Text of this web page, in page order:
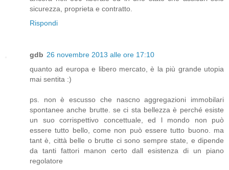
sicurezza, proprieta e contratto.
Rispondi
gdb 26 novembre 2013 alle ore 17:10
quanto ad europa e libero mercato, è la più grande utopia
mai sentita :)
ps. non è escusso che nascno aggregazioni immobilari
spontanee anche brutte. se ci sta bellezza è perché esiste
un suo corrispettivo concettuale, ed l mondo non può
essere tutto bello, come non può essere tutto buono. ma
tant è, città belle o brutte ci sono sempre state, e dipende
da tanti fattori manon certo dall esistenza di un piano
regolatore